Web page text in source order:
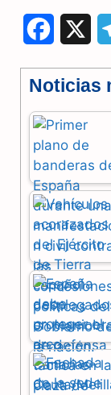
c
e
b
o
o
k
Noticias